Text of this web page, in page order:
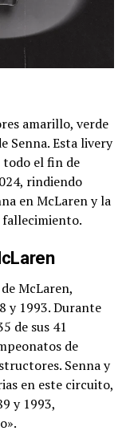
amarillo, verde
Senna. Esta livery
todo el fin de
rindiendo
en McLaren y la
fallecimiento.
McLaren,
y 1993. Durante
de sus 41
de
Senna y
en este circuito,
y 1993,